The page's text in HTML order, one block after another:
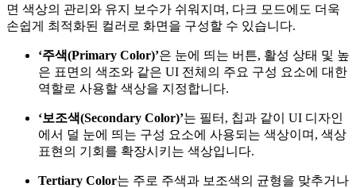
면 색상의 관리와 유지 보수가 쉬워지며, 다크 모드에도 더욱
손쉽게 최적화된 컬러로 화면을 구성할 수 있습니다.
‘주색(Primary Color)’은 눈에 띄는 버튼, 활성 상태 및 높
은 표면의 색조와 같은 UI 전체의 주요 구성 요소에 대한
역할로 사용할 색상을 지정합니다.
‘보조색(Secondary Color)’는 필터, 칩과 같이 UI 디자인
에서 덜 눈에 띄는 구성 요소에 사용되는 색상이며, 색상
표현의 기회를 확장시키는 색상입니다.
Tertiary Color는 주로 주색과 보조색의 균형을 맞추거나